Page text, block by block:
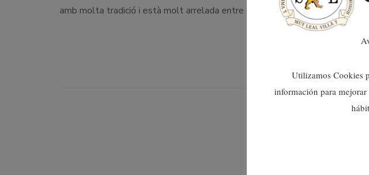
amb molta tradició i està molt arrelada entre el veïnat de Nules.
Utilizamos Cookies
información para